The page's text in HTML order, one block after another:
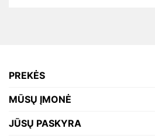
PREKĖS
MŪSŲ ĮMONĖ
JŪSŲ PASKYRA